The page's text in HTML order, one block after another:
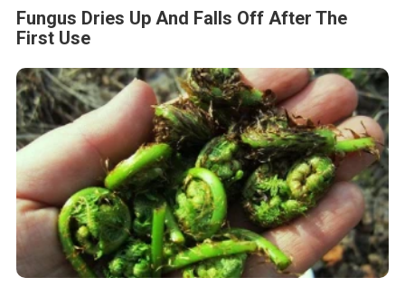
Fungus Dries Up And Falls Off After The
First Use